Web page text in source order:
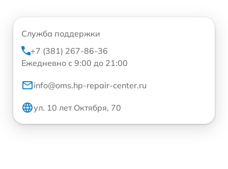
Служба поддержки
+7 (381) 267-86-36
Ежедневно с 9:00 до 21:00
info@oms.hp-repair-center.ru
ул. 10 лет Октября, 70